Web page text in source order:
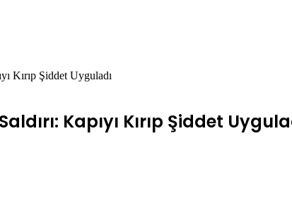
Kırıp Şiddet Uyguladı
Kapıyı Kırıp Şiddet